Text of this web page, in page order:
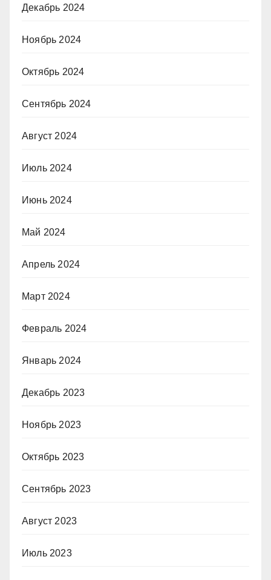
Декабрь 2024
Ноябрь 2024
Октябрь 2024
Сентябрь 2024
Август 2024
Июль 2024
Июнь 2024
Май 2024
Апрель 2024
Март 2024
Февраль 2024
Январь 2024
Декабрь 2023
Ноябрь 2023
Октябрь 2023
Сентябрь 2023
Август 2023
Июль 2023